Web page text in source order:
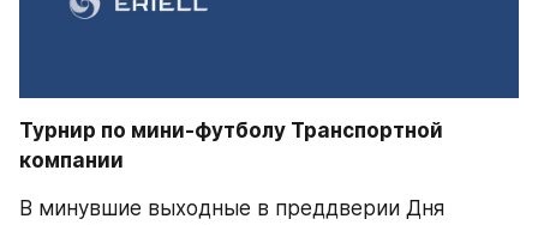
Турнир по мини-футболу Транспортной
компании
В минувшие выходные в преддверии Дня